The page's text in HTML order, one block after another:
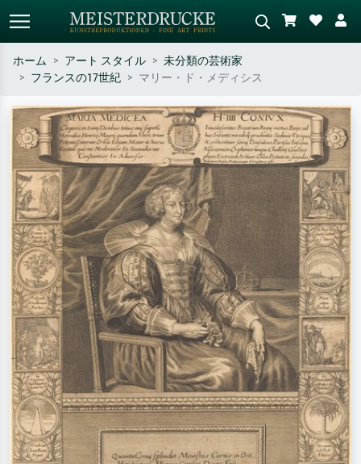
作家名・作品名・スタイルで検索
– 例：モネ、星月夜、印象派、北
斎の波、ヌード。
シーンを説明してください – 例：
緑の草原、赤の多い抽象画、暗い
油絵、木のそばの立ち姿のヌー
ド。
ホーム アート スタイル
未分類の芸術家
フランスの17世紀
マリー・ド・メディシス